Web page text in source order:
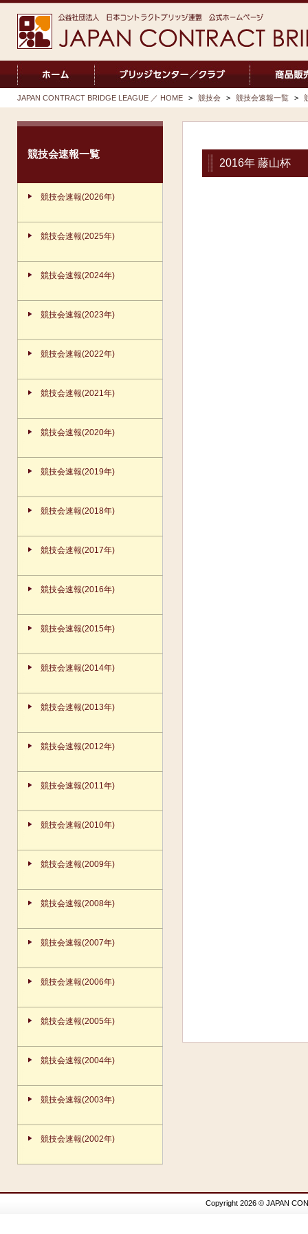
JAPAN CONTRACT BRIDGE LEAGUE ／ HOME > 競技会 > 競技会速報一覧 >
競技会速報一覧
競技会速報(2026年)
競技会速報(2025年)
競技会速報(2024年)
競技会速報(2023年)
競技会速報(2022年)
競技会速報(2021年)
競技会速報(2020年)
競技会速報(2019年)
競技会速報(2018年)
競技会速報(2017年)
競技会速報(2016年)
競技会速報(2015年)
競技会速報(2014年)
競技会速報(2013年)
競技会速報(2012年)
競技会速報(2011年)
競技会速報(2010年)
競技会速報(2009年)
競技会速報(2008年)
競技会速報(2007年)
競技会速報(2006年)
競技会速報(2005年)
競技会速報(2004年)
競技会速報(2003年)
競技会速報(2002年)
2016年 藤山杯
Copyright 2026 © JAPAN